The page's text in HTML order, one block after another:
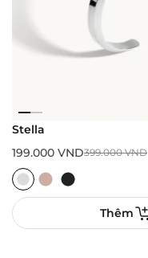
Stella
399.000VND
199.000 VND
Thêm